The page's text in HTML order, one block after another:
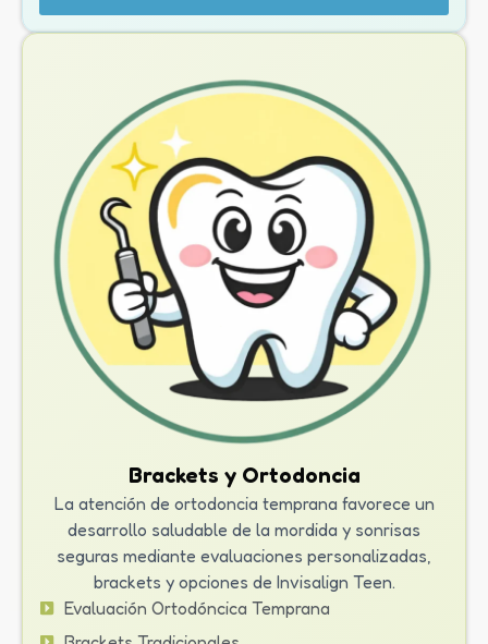
Brackets y Ortodoncia
La atención de ortodoncia temprana favorece un
desarrollo saludable de la mordida y sonrisas
seguras mediante evaluaciones personalizadas,
brackets y opciones de Invisalign Teen.
Evaluación Ortodóncica Temprana